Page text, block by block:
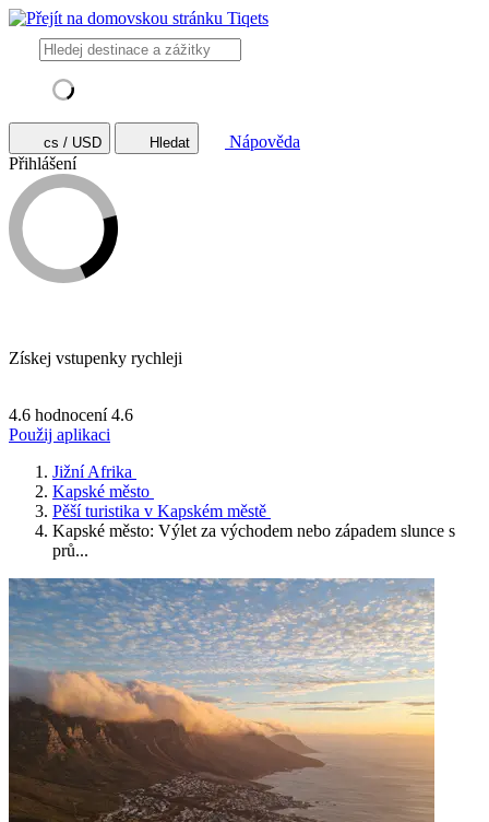
cs / USD Hledat
Nápověda
Přihlášení
Získej vstupenky rychleji
4.6 hodnocení 4.6
Použij aplikaci
Jižní Afrika
Kapské město
Pěší turistika v Kapském městě
Kapské město: Výlet za východem nebo západem slunce s
prů...